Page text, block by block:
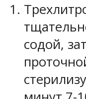
содой,